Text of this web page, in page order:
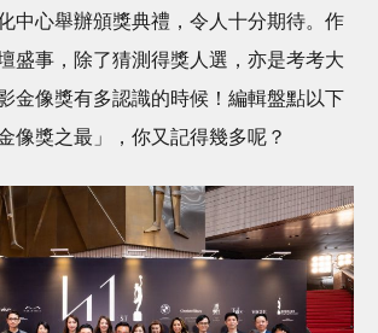
中心舉辦頒獎典禮，令人十分期待。作
盛事，除了猜測得獎人選，亦是考考大
金像獎有多認識的時候！編輯盤點以下
像獎之最」，你又記得幾多呢？